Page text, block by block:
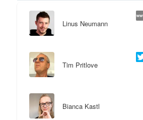
Linus Neumann
Tim Pritlove
Bianca Kastl